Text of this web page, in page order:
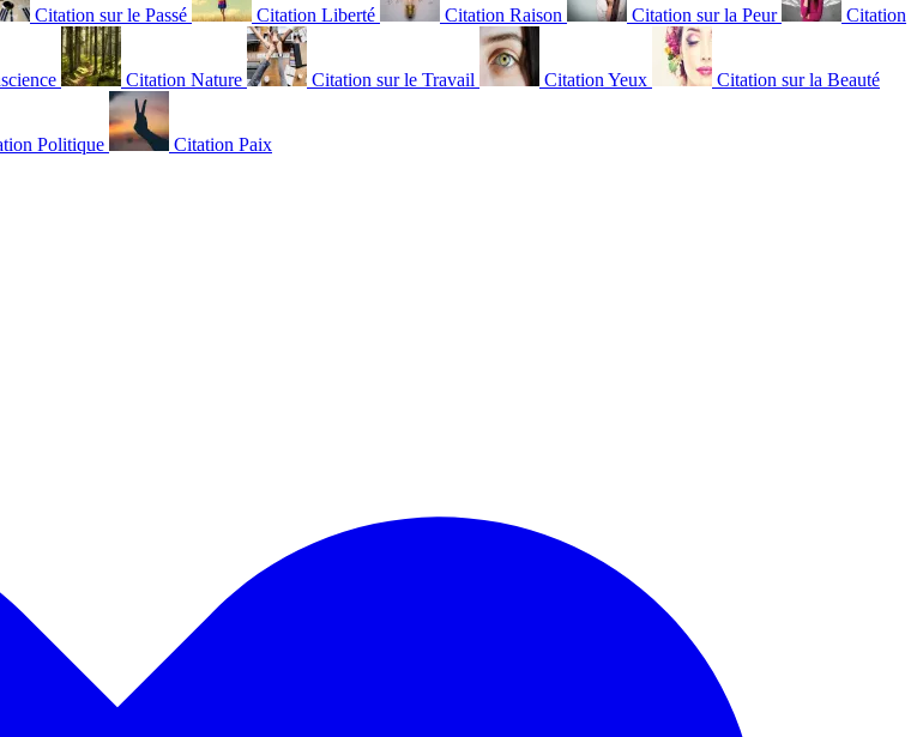
Citation sur le Passé Citation Liberté Citation Raison Citation sur la Peur Citation
Citation Nature Citation sur le Travail Citation Yeux Citation sur la Beauté
Politique Citation Paix